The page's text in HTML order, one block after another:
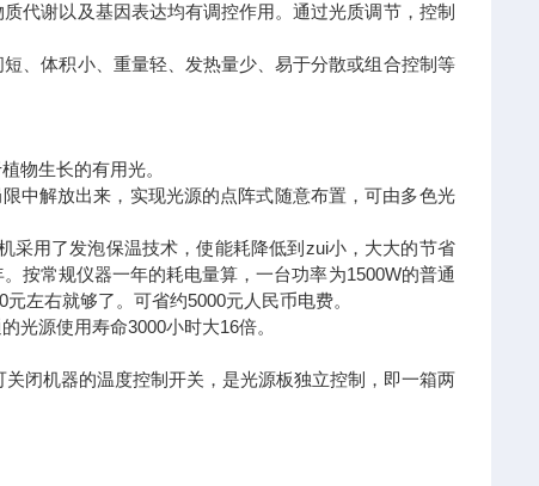
代谢以及基因表达均有调控作用。通过光质调节，控制
、体积小、重量轻、发热量少、易于分散或组合控制等
物生长的有用光。
中解放出来，实现光源的点阵式随意布置，可由多色光
采用了发泡保温技术，使能耗降低到zui小，大大的节省
按常规仪器一年的耗电量算，一台功率为1500W的普通
左右就够了。可省约5000元人民币电费。
光源使用寿命3000小时大16倍。
闭机器的温度控制开关，是光源板独立控制，即一箱两